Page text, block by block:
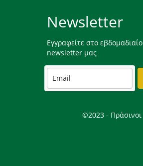
Newsletter
Εγγραφείτε στο εβδομαδιαίο
newsletter μας
©2023 - Πράσινοι